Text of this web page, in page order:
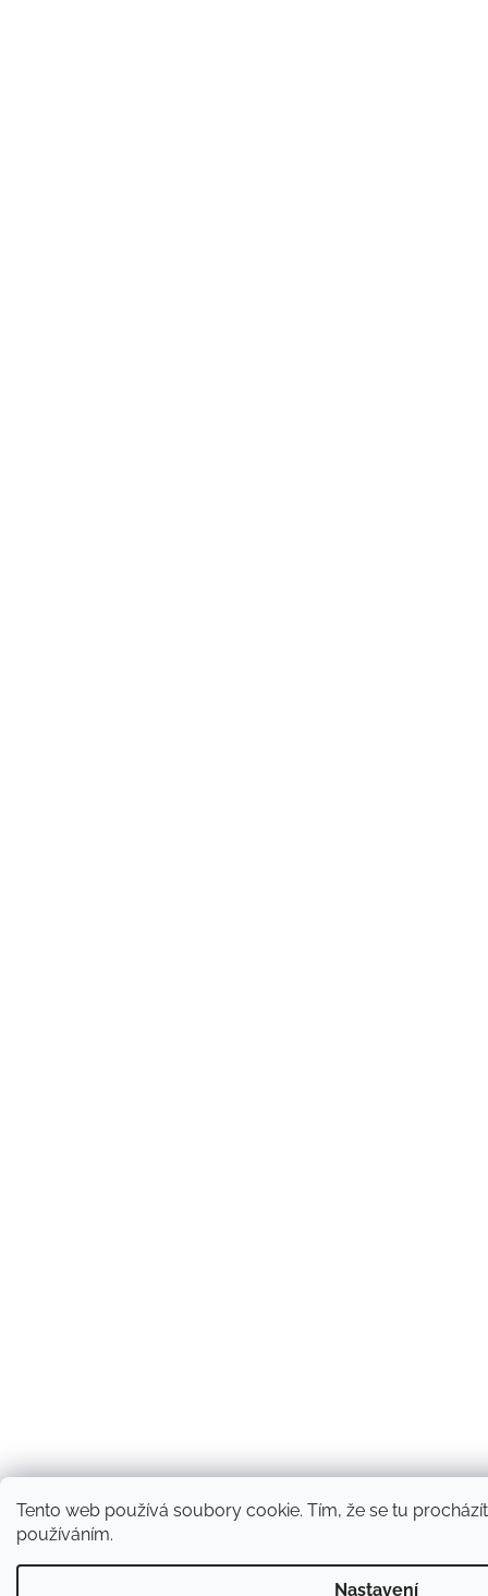
Tento web používá soubory cookie. Tím, že se tu
používáním.
Nastavení